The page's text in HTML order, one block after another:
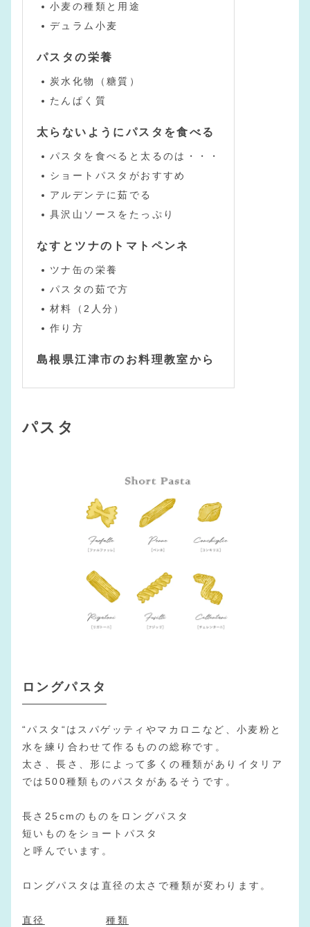
小麦の種類と用途
デュラム小麦
パスタの栄養
炭水化物（糖質）
たんぱく質
太らないようにパスタを食べる
パスタを食べると太るのは・・・
ショートパスタがおすすめ
アルデンテに茹でる
具沢山ソースをたっぷり
なすとツナのトマトペンネ
ツナ缶の栄養
パスタの茹で方
材料（2人分）
作り方
島根県江津市のお料理教室から
パスタ
ロングパスタ
“パスタ“はスパゲッティやマカロニなど、小麦粉と
水を練り合わせて作るものの総称です。
太さ、長さ、形によって多くの種類がありイタリア
では500種類ものパスタがあるそうです。
長さ25cmのものをロングパスタ
短いものをショートパスタ
と呼んでいます。
ロングパスタは直径の太さで種類が変わります。
直径
種類